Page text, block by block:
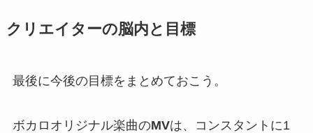
クリエイターの脳内と目標
最後に今後の目標をまとめておこう。
ボカロオリジナル楽曲のMVは、コンスタントに1